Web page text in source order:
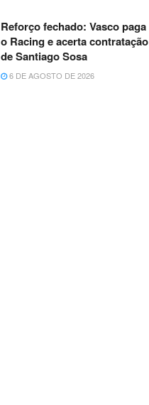
Reforço fechado: Vasco paga
o Racing e acerta contratação
de Santiago Sosa
6 DE AGOSTO DE 2026